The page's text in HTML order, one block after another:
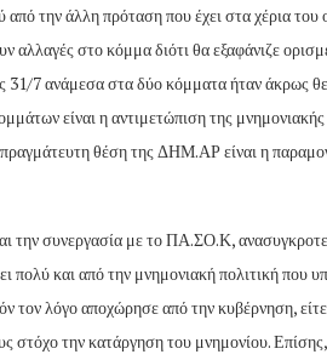
την άλλη πρόταση που έχει στα χέρια του
στο κόμμα διότι θα εξαφάνιζε
31/7 ανάμεσα στα δύο κόμματα ήταν άκρως
είναι η αντιμετώπιση της μνημονιακής
θέση της ΔΗΜ.ΑΡ είναι η
την συνεργασία με το ΠΑ.ΣΟ.Κ,
πολύ και από την μνημονιακή πολιτική που
τον λόγο αποχώρησε από την κυβέρνηση,
στόχο την κατάργηση του μνημονίου.